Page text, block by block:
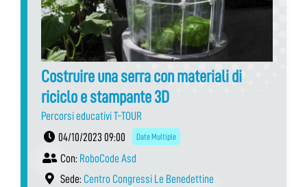
Costruire una serra con materiali di
riciclo e stampante 3D
Percorsi educativi T-TOUR
04/10/2023 09:00
Date Multiple
Con: RoboCode Asd
Sede: Centro Congressi Le Benedettine